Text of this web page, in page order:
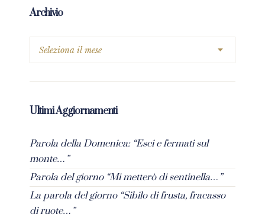
Archivio
Ultimi Aggiornamenti
Parola della Domenica: “Esci e fermati sul
monte…”
Parola del giorno “Mi metterò di sentinella…”
La parola del giorno “Sibilo di frusta, fracasso
di ruote…”